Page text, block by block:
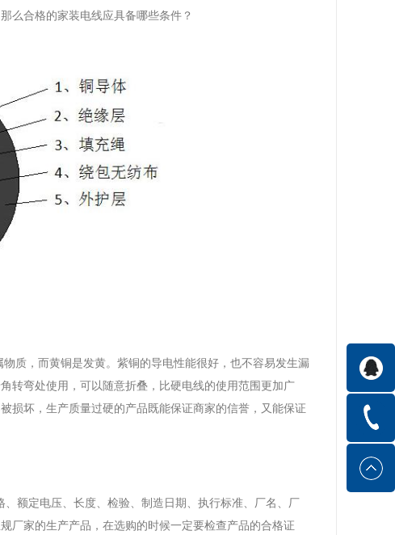
么合格的家装电线应具备哪些条件？
质，而黄铜是发黄。紫铜的导电性能很好，也不容易发生漏
转弯处使用，可以随意折叠，比硬电线的使用范围更加广
损坏，生产质量过硬的产品既能保证商家的信誉，又能保证
额定电压、长度、检验、制造日期、执行标准、厂名、厂
厂家的生产产品，在选购的时候一定要检查产品的合格证